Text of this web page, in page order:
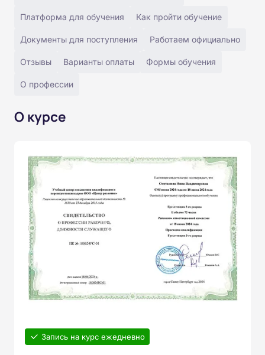
Платформа для обучения Как пройти обучение
Документы для поступления Работаем официально
Отзывы Варианты оплаты Формы обучения
О профессии
О курсе
Запись на курс ежедневно